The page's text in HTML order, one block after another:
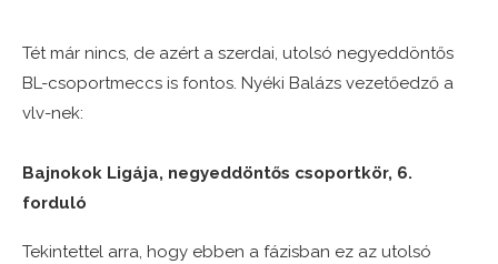
Tét már nincs, de azért a szerdai, utolsó negyeddöntős
BL-csoportmeccs is fontos. Nyéki Balázs vezetőedző a
vlv-nek:
Bajnokok Ligája, negyeddöntős csoportkör, 6.
forduló
Tekintettel arra, hogy ebben a fázisban ez az utolsó